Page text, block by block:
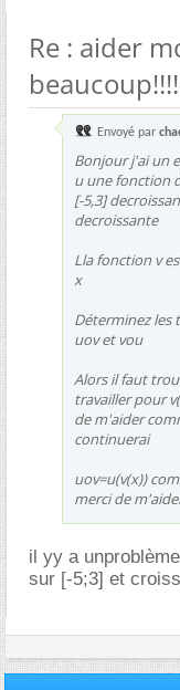
Re : aider
Envoyé par
Bonjour j'ai un
u une fonction
[-5,3]
decroissante
Lla fonction v
x
Déterminez les
uov et vou
Alors il faut
travailler pour
de m'aider
continuerai
uov=u(v(x))
merci de
il yy a
sur [-5;3] et